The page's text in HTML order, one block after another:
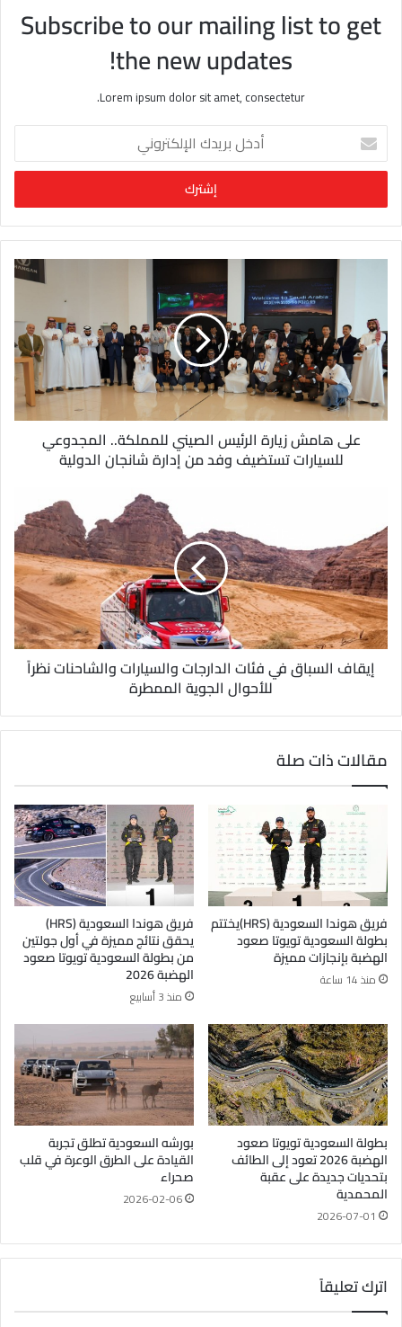
Subscribe to our mailing list to get
the new updates!
Lorem ipsum dolor sit amet, consectetur.
خ
ب
ر
ي
د
إ
ل
ك
ت
ر
على هامش زيارة الرئيس الصيني للمملكة.. المجدوعي
للسيارات تستضيف وفد من إدارة شانجان الدولية
إيقاف السباق في فئات الدارجات والسيارات والشاحنات نظراً
للأحوال الجوية الممطرة
مقالات ذات صلة
فريق هوندا السعودية (HRS)يختتم
بطولة السعودية تويوتا صعود
الهضبة بإنجازات مميزة
منذ 14 ساعة
فريق هوندا السعودية (HRS)
يحقق نتائج مميزة في أول جولتين
من بطولة السعودية تويوتا صعود
الهضبة 2026
منذ 3 أسابيع
بطولة السعودية تويوتا صعود
الهضبة 2026 تعود إلى الطائف
بتحديات جديدة على عقبة
المحمدية
2026-07-01
بورشه السعودية تطلق تجربة
القيادة على الطرق الوعرة في قلب
صحراء
2026-02-06
اترك تعليقاً